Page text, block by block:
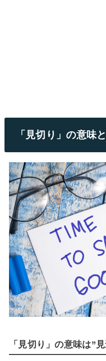
「見切り」の意味
「見切り」の意味は”